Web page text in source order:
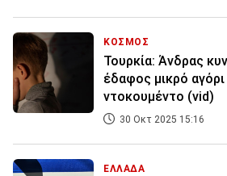
ΚΟΣΜΟΣ
Τουρκία: Άνδρας
έδαφος μικρό αγόρι
ντοκουμέντο (vid)
30 Οκτ 2025 15:16
ΕΛΛΑΔΑ